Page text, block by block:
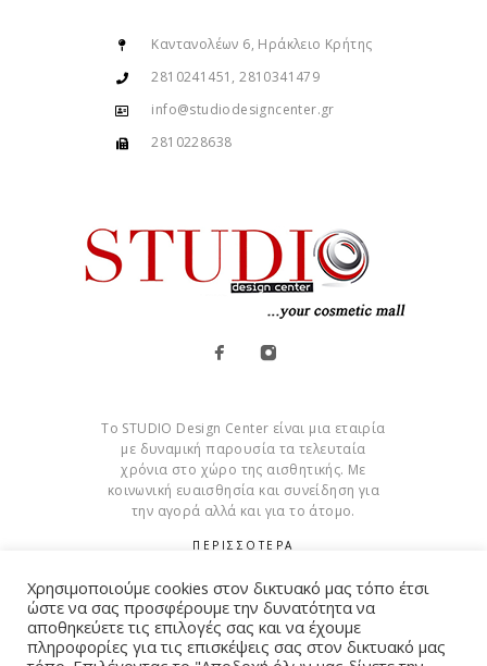
Καντανολέων 6, Ηράκλειο Κρήτης
2810241451, 2810341479
info@studiodesigncenter.gr
2810228638
Το STUDIO Design Center είναι μια εταιρία
με δυναμική παρουσία τα τελευταία
χρόνια στο χώρο της αισθητικής. Με
κοινωνική ευαισθησία και συνείδηση για
την αγορά αλλά και για το άτομο.
ΠΕΡΙΣΣΟΤΕΡΑ
Cookies
Χρησιμοποιούμε cookies στον δικτυακό μας τόπο έτσι
ώστε να σας προσφέρουμε την δυνατότητα να
αποθηκεύετε τις επιλογές σας και να έχουμε
πληροφορίες για τις επισκέψεις σας στον δικτυακό μας